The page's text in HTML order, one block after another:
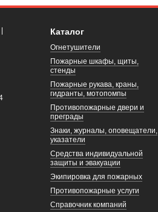
Каталог
Огнетушители
Пожарные шкафы, щиты,
стенды
Пожарные рукава, краны,
гидранты, мотопомпы
Противопожарные двери и
преграды
Знаки, журналы, оповещатели,
указатели
Средства индивидуальной
защиты и эвакуации
Экипировка для пожарных
Противопожарные услуги
Справочник компаний